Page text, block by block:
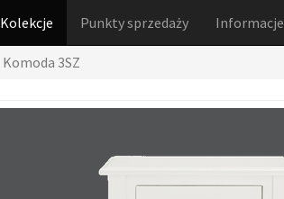
Kolekcje Punkty sprzedaży Informacje
Komoda 3SZ